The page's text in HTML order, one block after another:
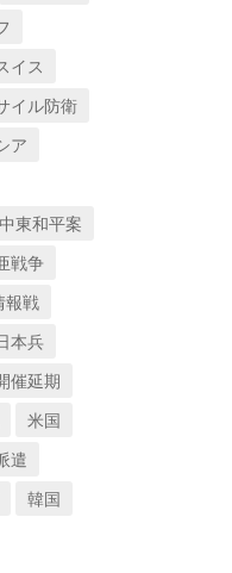
イス
イル防衛
ア
中東和平案
戦争
報戦
本兵
催延期
米国
遣
韓国